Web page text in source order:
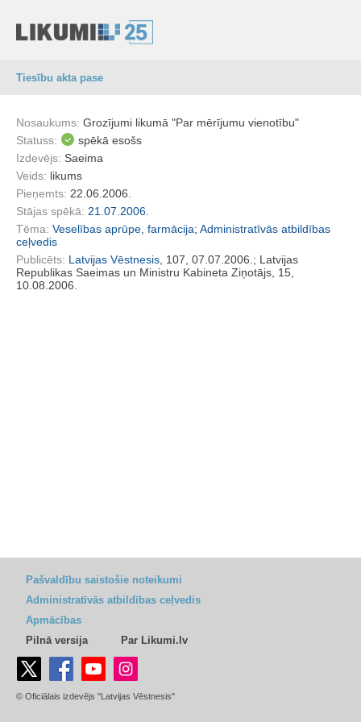
Tiesību akta pase
Nosaukums: Grozījumi likumā "Par mērījumu vienotību"
Statuss:
spēkā esošs
Izdevējs: Saeima
Veids: likums
Pieņemts: 22.06.2006.
Stājas spēkā: 21.07.2006.
Tēma: Veselības aprūpe, farmācija; Administratīvās atbildības
ceļvedis
Publicēts: Latvijas Vēstnesis , 107, 07.07.2006.; Latvijas
Republikas Saeimas un Ministru Kabineta Ziņotājs, 15,
10.08.2006.
Pašvaldību saistošie noteikumi
Administratīvās atbildības ceļvedis
Apmācības
Pilnā versija
Par Likumi.lv
© Oficiālais izdevējs "Latvijas Vēstnesis"